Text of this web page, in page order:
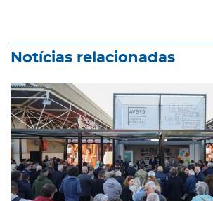
Notícias relacionadas